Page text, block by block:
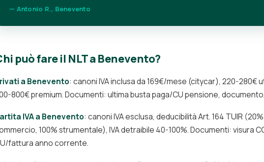
— Antonio R., Benevento
può fare il NLT a Benevento?
a Benevento: canoni IVA inclusa da 169€/mese (citycar), 220-280€
800€ premium. Documenti: ultima busta paga/CU pensione,
IVA a Benevento: canoni IVA esclusa, deducibilità Art. 164 TUIR
100% strumentale), IVA detraibile 40-100%. Documenti: visura
fattura anno corrente.